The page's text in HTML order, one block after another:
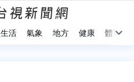
生活 氣象 地方 健康 體育